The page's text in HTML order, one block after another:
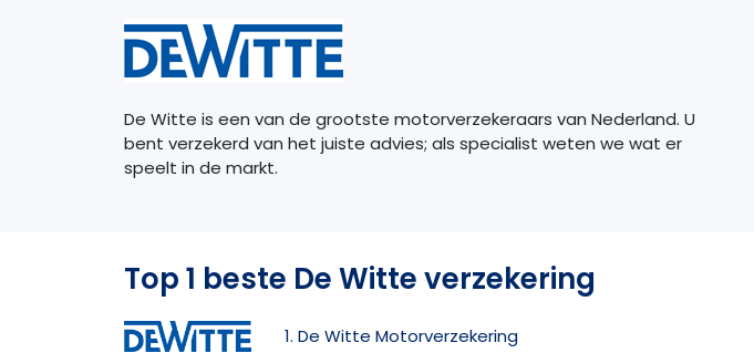
De Witte is een van de grootste motorverzekeraars van Nederland. U
bent verzekerd van het juiste advies; als specialist weten we wat er
speelt in de markt.
Top 1 beste De Witte verzekering
1. De Witte Motorverzekering